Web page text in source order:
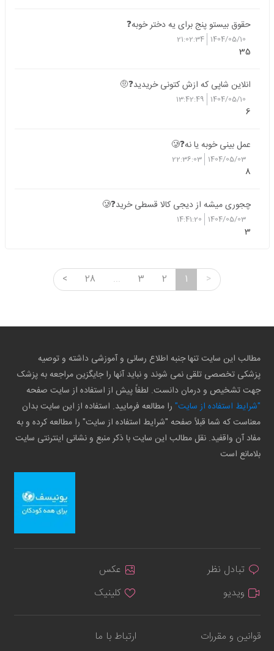
حقوق بیستو پنج برای یه دختر خوبه❓
1404/05/10
21:02:34
35
انلاین شاپی که ازش کتونی خریدید❓🤨
1404/05/10
13:42:49
6
عمل بینی خوبه یا نه❓🥲
1404/05/03
22:36:03
8
چجوری میشه از دیجی کالا قسطی خرید❓🥲
1404/05/03
14:41:20
3
>
1
2
3
...
28
<
مطالب این سایت تنها جنبه اطلاع رسانی و آموزشی داشته و توصیه
پزشکی تخصصی تلقی نمی شوند و نباید آنها را جایگزین مراجعه به پزشک
جهت تشخیص و درمان دانست. لطفاً پیش از استفاده از سایت صفحه
"شرایط استفاده از سایت" را مطالعه فرمایید. استفاده از این سایت بدان
معناست که شما قبلاً صفحه "شرایط استفاده از سایت" را مطالعه کرده و به
مفاد آن واقفید. نقل مطالب این سایت با ذکر منبع و نشانی اینترنتی سایت
بلامانع است
تبادل نظر
عکس
ویدیو
کلینیک
قوانین و مقررات ارتباط با ما